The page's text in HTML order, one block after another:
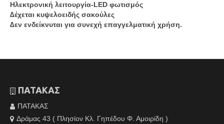
Ηλεκτρονική λειτουργία-LED φωτισμός
∆έχεται κυψελοειδής σακούλες
∆εν ενδείκνυται για συνεχή επαγγελματική χρήση.
ΠΑΤΑΚΑΣ
ΠΑΤΑΚΑΣ
Δράμας 43 ( Πλησίον Κλ. Γηπέδου Φ. Αμοιρίδη )